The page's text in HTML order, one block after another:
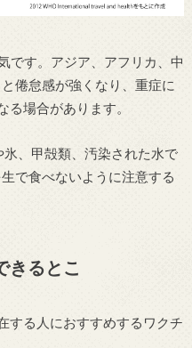
です。アジア、アフリカ、中
倦怠感が強くなり、重症に
場合があります。
、甲殻類、汚染された水で
で食べないように注意する
きるとこ
する人におすすめするワクチ